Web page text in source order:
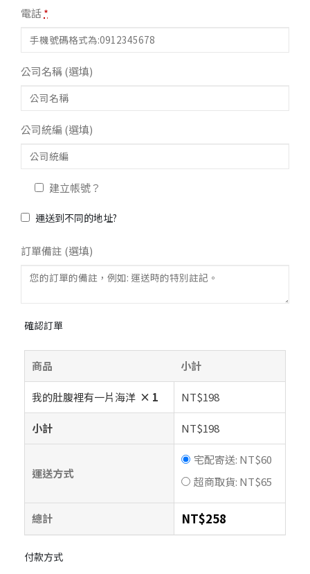
電話*
公司名稱(選填)
公司統編 (選填)
建立帳號？
運送到不同的地址?
訂單備註 (選填)
確認訂單
商品 小計
我的肚腹裡有一片海洋 × 1 NT$198
小計 NT$198
運送方式
宅配寄送: NT$60
超商取貨: NT$65
總計 NT$258
付款方式